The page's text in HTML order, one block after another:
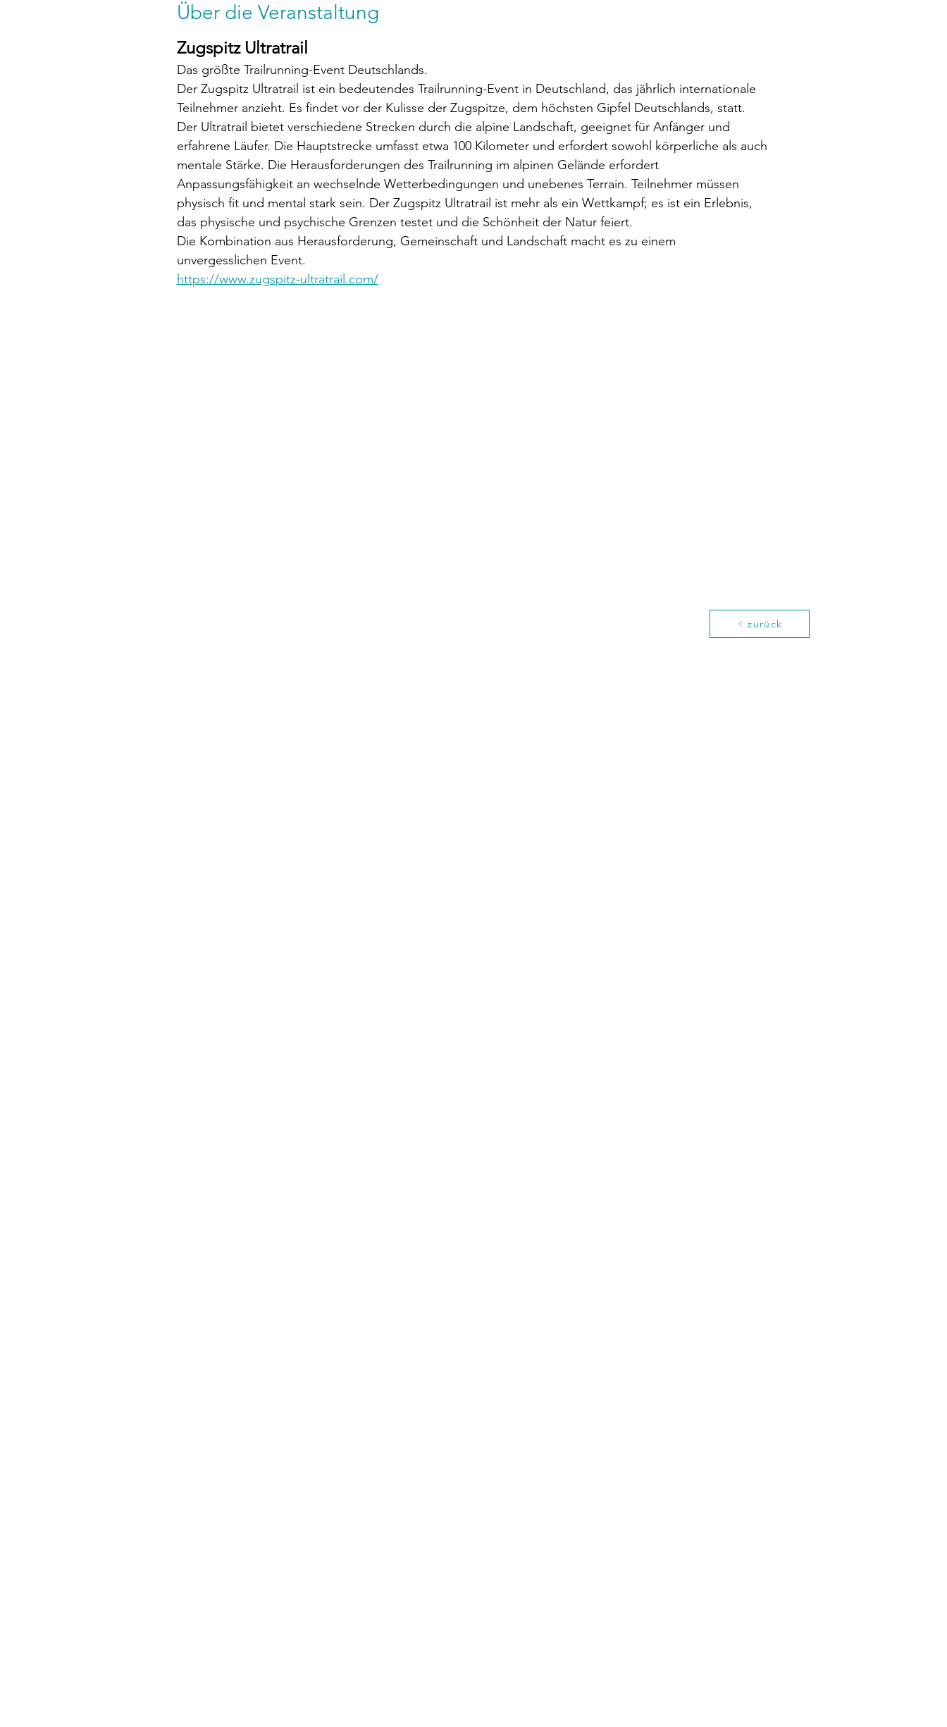
Über die Veranstaltung
Zugspitz Ultratrail
Das größte Trailrunning-Event Deutschlands.
Der Zugspitz Ultratrail ist ein bedeutendes Trailrunning-Event in Deutschland, das jährlich internationale
Teilnehmer anzieht. Es findet vor der Kulisse der Zugspitze, dem höchsten Gipfel Deutschlands, statt.
Der Ultratrail bietet verschiedene Strecken durch die alpine Landschaft, geeignet für Anfänger und
erfahrene Läufer. Die Hauptstrecke umfasst etwa 100 Kilometer und erfordert sowohl körperliche als auch
mentale Stärke. Die Herausforderungen des Trailrunning im alpinen Gelände erfordert
Anpassungsfähigkeit an wechselnde Wetterbedingungen und unebenes Terrain. Teilnehmer müssen
physisch fit und mental stark sein. Der Zugspitz Ultratrail ist mehr als ein Wettkampf; es ist ein Erlebnis,
das physische und psychische Grenzen testet und die Schönheit der Natur feiert.
Die Kombination aus Herausforderung, Gemeinschaft und Landschaft macht es zu einem
unvergesslichen Event.
https://www.zugspitz-ultratrail.com/
zurück